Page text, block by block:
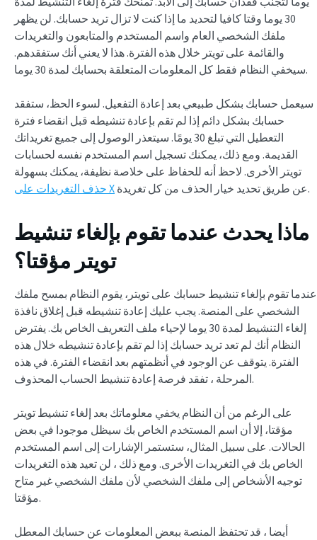
30 يوما وقتا كافيا لتحديد ما إذا كنت لا تزال تريد حسابك. لن يظهر
ملفك الشخصي العام واسم المستخدم والمتابعون والتغريدات
والقائمة على تويتر خلال هذه الفترة. هذا لا يعني أنك ستفقدهم.
سيخفي النظام فقط كل المعلومات المتعلقة بحسابك لمدة 30 يوما.
سيعمل حسابك بشكل طبيعي بعد إعادة التفعيل. لسوء الحظ، ستفقد
حسابك بشكل دائم إذا لم تقم بإعادة تنشيطه قبل انقضاء فترة
التعطيل التي تبلغ 30 يومًا. سيتعذر الوصول إلى جميع تغريداتك
القديمة. ومع ذلك، يمكنك تسجيل اسم المستخدم نفسه لحسابات
تويتر الأخرى. لاحظ أنه للحفاظ على خلاصة نظيفة، يمكنك بسهولة
حذف التغريدات على X
عن طريق تحديد خيار الحذف من كل تغريدة.
ماذا يحدث عندما تقوم بإلغاء تنشيط
تويتر مؤقتا؟
عندما تقوم بإلغاء تنشيط حسابك على تويتر، يقوم النظام بمسح ملفك
الشخصي على المنصة. يجب عليك إعادة تنشيطه قبل إغلاق نافذة
إلغاء التنشيط لمدة 30 يوما لإحياء ملف التعريف الخاص بك. يفترض
النظام أنك لم تعد تريد حسابك إذا لم تقم بإعادة تنشيطه خلال هذه
الفترة. يتوقف عن الوجود في أنظمتهم بعد انقضاء الفترة. في هذه
المرحلة ، تفقد فرصة إعادة تنشيط الحساب المحذوف.
على الرغم من أن النظام يخفي معلوماتك بعد إلغاء تنشيط تويتر
مؤقتا، إلا أن اسم المستخدم الخاص بك سيظل موجودا في بعض
الحالات. على سبيل المثال، ستستمر الإشارات إلى اسم المستخدم
الخاص بك في التغريدات الأخرى. ومع ذلك ، لن تعيد هذه التغريدات
توجيه الأشخاص إلى ملفك الشخصي لأن ملفك الشخصي غير متاح
مؤقتا.
أيضا ، قد تحتفظ المنصة ببعض المعلومات عن حسابك المعطل